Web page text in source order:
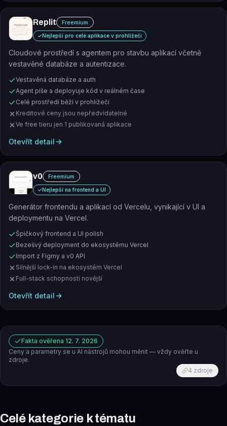
Replit Freemium
✓Nejlepší pro celé aplikace v prohlížeči
Cloudové prostředí s agentem pro stavbu aplikací včetně
vestavěné databáze a autentizace.
Vestavěná databáze a auth
Agent píše a deployuje kód v reálném čase
Celé prostředí běží v prohlížeči
Kreditové ceny jsou nepředvídatelné
Ve free tieru jen 1 publikovaná aplikace
Otevřít detail
v0 Freemium
✓Nejlepší na frontend a UI
Generátor frontendu a aplikací od Vercelu, vynikající v UI a
deploymentu na Vercel.
Špičkový frontend a UI polish
Bezešvý deployment do ekosystému Vercel
Import z Figmy a v0 API
Silnější lock-in na ekosystém Vercel
Full-stack schopnosti novější
Otevřít detail
Fakta ověřena 12. 7. 2026
Ceny a parametry se u AI nástrojů mohou měnit — vždy ověřte u
zdroje.
4 zdroje
Celé kategorie k tématu